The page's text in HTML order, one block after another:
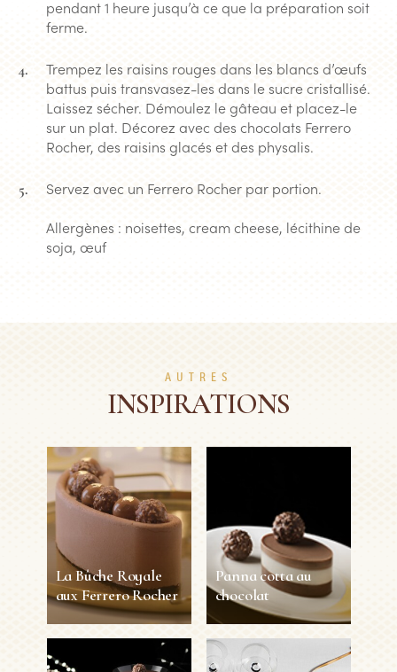
pendant 1 heure jusqu’à ce que la préparation soit
ferme.
Trempez les raisins rouges dans les blancs d’œufs
battus puis transvasez-les dans le sucre cristallisé.
Laissez sécher. Démoulez le gâteau et placez-le
sur un plat. Décorez avec des chocolats Ferrero
Rocher, des raisins glacés et des physalis.
Servez avec un Ferrero Rocher par portion.
Allergènes : noisettes, cream cheese, lécithine de
soja, œuf
AUTRES
INSPIRATIONS
La Bûche Royale
aux Ferrero Rocher
La Bûche Royale
aux Ferrero Rocher
Panna cotta au
chocolat
Panna cotta au
chocolat